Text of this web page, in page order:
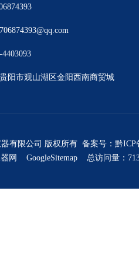
阳市观山湖区金阳西南商贸城
有限公司 版权所有 备案号： 黔ICP
网 GoogleSitemap 总访问量：